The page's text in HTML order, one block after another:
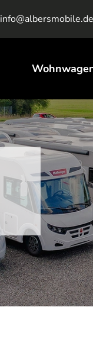
info@albersmobile.de